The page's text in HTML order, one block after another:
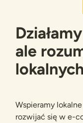
ale
Wspieramy
rozwijać się w e-